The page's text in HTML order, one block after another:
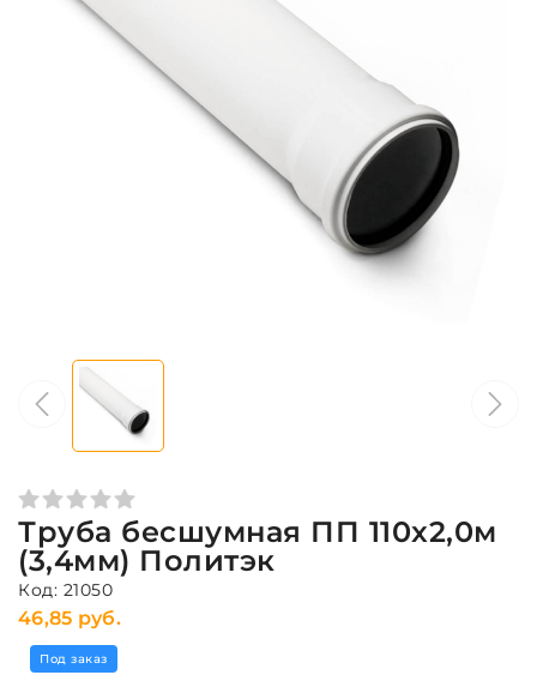
Труба бесшумная ПП 110x2,0м
(3,4мм) Политэк
Код: 21050
46,85 руб.
Под заказ